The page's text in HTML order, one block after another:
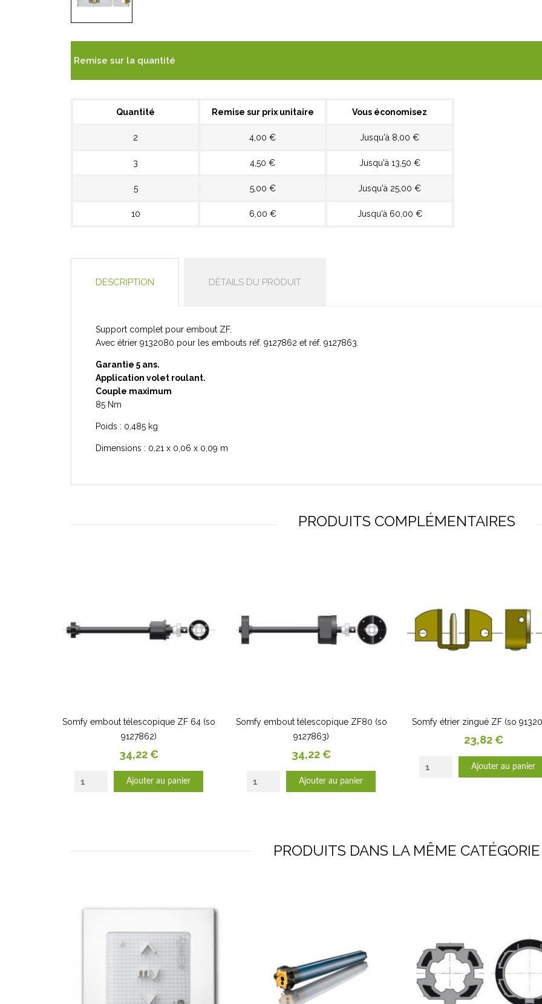
Remise sur la quantité
Quantité Remise sur prix unitaire Vous économisez
2 4,00 € Jusqu'à 8,00 €
3 4,50 € Jusqu'à 13,50 €
5 5,00 € Jusqu'à 25,00 €
10 6,00 € Jusqu'à 60,00 €
DESCRIPTION DÉTAILS DU PRODUIT
Support complet pour embout ZF.
Avec étrier 9132080 pour les embouts réf. 9127862 et réf. 9127863.
Garantie 5 ans.
Application volet roulant.
Couple maximum
85 Nm
Poids : 0,485 kg
Dimensions : 0,21 x 0,06 x 0,09 m
PRODUITS COMPLÉMENTAIRES
Somfy embout télescopique ZF 64 (so
9127862)
Prix
34,22 €
Ajouter au panier
Somfy embout télescopique ZF80 (so
9127863)
Prix
34,22 €
Ajouter au panier
Somfy étrier zingué ZF (so
Prix
23,82 €
Ajouter au panier
PRODUITS DANS LA MÊME CATÉGORIE